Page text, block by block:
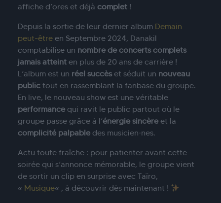
affiche d’ores et déjà complet!
Depuis la sortie de leur dernier album Demain
peut-êtreen Septembre 2024, Danakil
comptabilise un nombre de concerts complets
jamais atteinten plus de 20 ans de carrière !
L’album est un réel succèset séduit un nouveau
publictout en rassemblant la fanbase du groupe.
En live, le nouveau show est une véritable
performancequi ravit le public partout où le
groupe passe grâce à l’énergie sincèreet la
complicité palpabledes musicien·nes.
Actu toute fraîche : pour patienter avant cette
soirée qui s’annonce mémorable, le groupe vient
de sortir un clip en surprise avec Taïro,
« Musique« , à découvrir dès maintenant !